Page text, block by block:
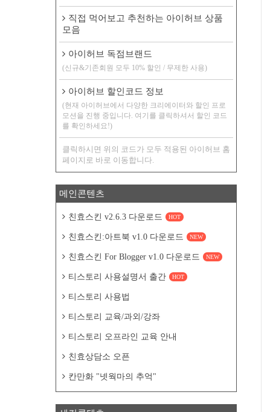
직접 먹어보고 추천하는 아이허브 상품
모음
아이허브 독점브랜드
(신규&기존회원 모두 10% 할인 / 무제한 사용)
아이허브 할인코드 정보
(현재 아이허브에서 다양한 크리에이터와 할인 프로
모션을 진행 중입니다. 여기를 클릭하셔서 할인 코드
를 확인하세요!)
클릭하시면 위의 코드가 모두 적용된 아이허브 홈
페이지로 바로 이동합니다.
메인콘텐츠
친효스킨 v2.6.3 다운로드 HOT
친효스킨:아트북 v1.0 다운로드 NEW
친효스킨 For Blogger v1.0 다운로드 NEW
티스토리 사용설명서 출간 HOT
티스토리 사용법
티스토리 교육/과외/강좌
티스토리 오프라인 교육 안내
친효상담소 오픈
칸만화 "넷웍마의 추억"